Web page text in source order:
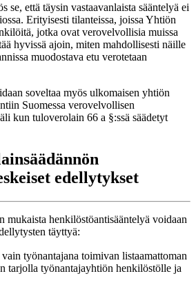
se, että täysin vastaavanlaista sääntelyä ei
Erityisesti tilanteissa, joissa Yhtiön
jotka ovat verovelvollisia muissa
hyvissä ajoin, miten mahdollisesti näille
muodostava etu verotetaan
soveltaa myös ulkomaisen yhtiön
Suomessa verovelvollisen
kun tuloverolain 66 a §:ssä säädetyt
edellytykset
mukaista henkilöstöantisääntelyä voidaan
täyttyä:
työnantajana toimivan listaamattoman
tarjolla työnantajayhtiön henkilöstölle ja